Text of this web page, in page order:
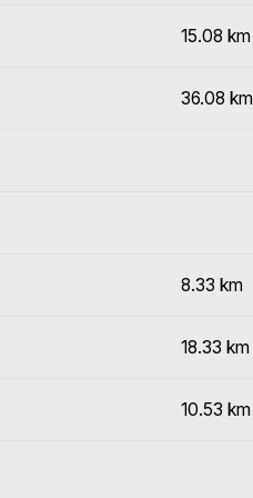
15.08 km
36.08 km
8.33 km
18.33 km
10.53 km